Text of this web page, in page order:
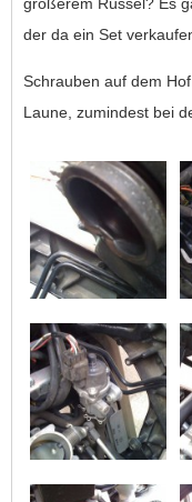
größerem Rüssel? Es
der da ein Set
Schrauben auf dem
Laune, zumindest bei